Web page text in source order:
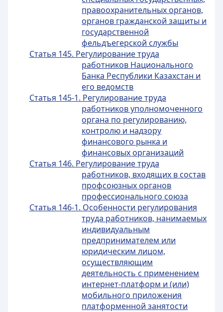
правоохранительных органов,
органов гражданской защиты и
государственной
фельдъегерской службы
Статья 145. Регулирование труда
работников Национального
Банка Республики Казахстан и
его ведомств
Статья 145-1. Регулирование труда
работников уполномоченного
органа по регулированию,
контролю и надзору
финансового рынка и
финансовых организаций
Статья 146. Регулирование труда
работников, входящих в состав
профсоюзных органов
профессионального союза
Статья 146-1. Особенности регулирования
труда работников, нанимаемых
индивидуальным
предпринимателем или
юридическим лицом,
осуществляющим
деятельность с применением
интернет-платформ и (или)
мобильного приложения
платформенной занятости